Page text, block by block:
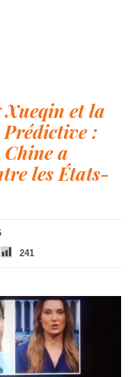
et la
:
a
les États-
241